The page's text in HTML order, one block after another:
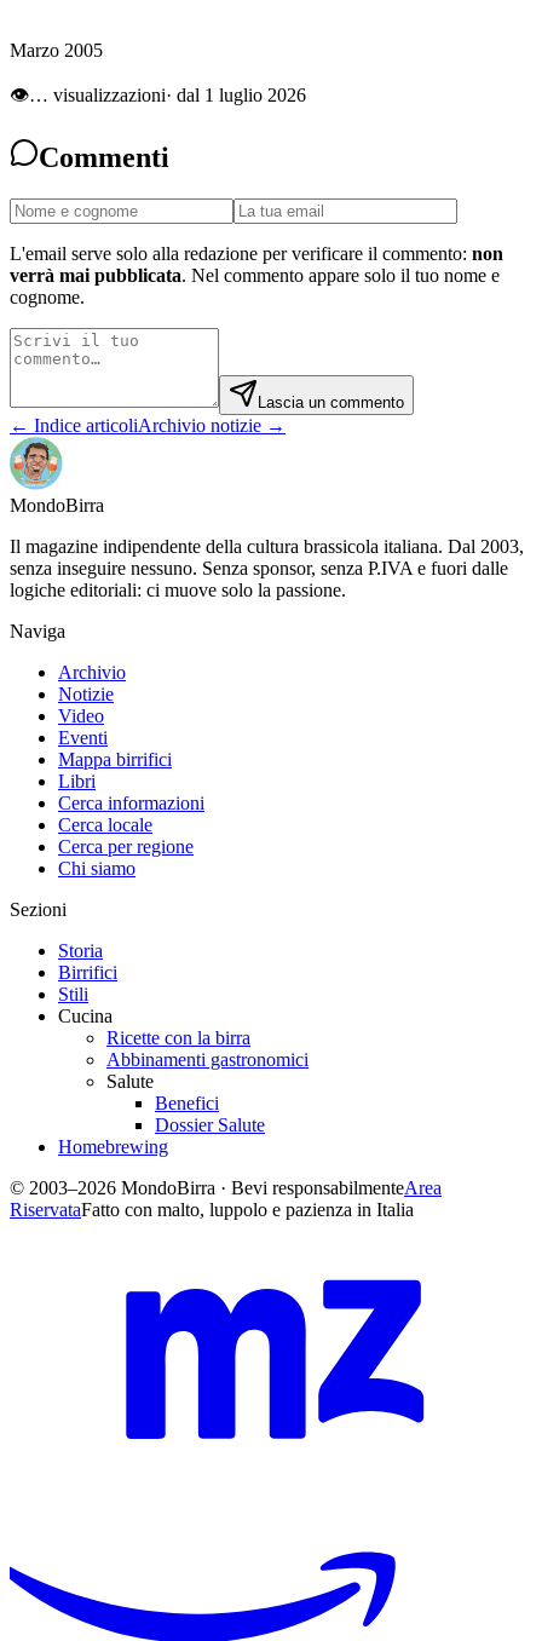
Marzo 2005
👁… visualizzazioni· dal 1 luglio 2026
Commenti
L'email serve solo alla redazione per verificare il commento: non
verrà mai pubblicata. Nel commento appare solo il tuo nome e
cognome.
Lascia un commento
← Indice articoliArchivio notizie →
MondoBirra
Il magazine indipendente della cultura brassicola italiana. Dal 2003,
senza inseguire nessuno. Senza sponsor, senza P.IVA e fuori dalle
logiche editoriali: ci muove solo la passione.
Naviga
Archivio
Notizie
Video
Eventi
Mappa birrifici
Libri
Cerca informazioni
Cerca locale
Cerca per regione
Chi siamo
Sezioni
Storia
Birrifici
Stili
Cucina
Ricette con la birra
Abbinamenti gastronomici
Salute
Benefici
Dossier Salute
Homebrewing
© 2003–2026 MondoBirra · Bevi responsabilmenteArea
RiservataFatto con malto, luppolo e pazienza in Italia